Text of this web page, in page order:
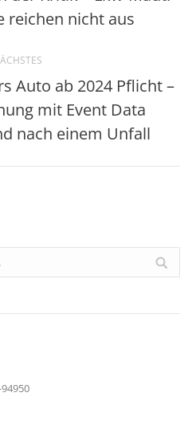
Vorheriger
Beitrag:
reichen nicht aus
Nächster
Beitrag:
Auto ab 2024 Pflicht –
mit Event Data
nach einem Unfall